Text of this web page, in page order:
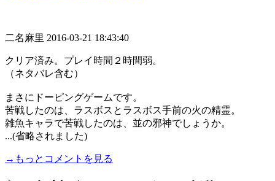
二名麻里 2016-03-21 18:43:40
クリア済み。プレイ時間２時間弱。
（ネタバレ含む）
まさにドーピングゲームです。
苦戦したのは、ラスボスとラスボス手前の火の精霊。
雑魚キャラで苦戦したのは、並の邪神でしょうか。
...(省略されました)
→もっとコメントを見る